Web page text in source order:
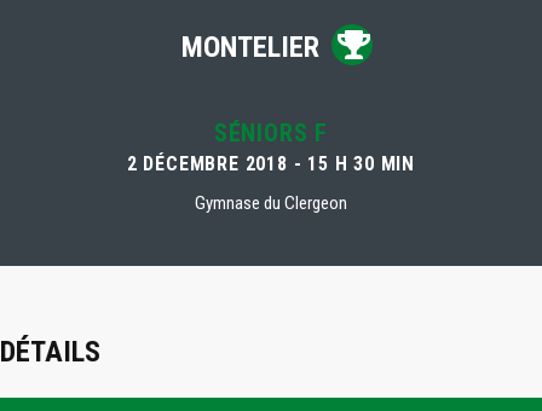
MONTELIER
SÉNIORS F
2 DÉCEMBRE 2018 - 15 H 30 MIN
Gymnase du Clergeon
DÉTAILS